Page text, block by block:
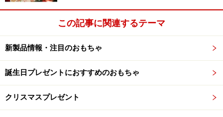
この記事に関連するテーマ
新製品情報・注目のおもちゃ
誕生日プレゼントにおすすめのおもちゃ
クリスマスプレゼント